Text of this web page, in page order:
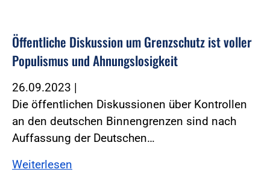
Öffentliche Diskussion um Grenzschutz ist voller
Populismus und Ahnungslosigkeit
26.09.2023 |
Die öffentlichen Diskussionen über Kontrollen
an den deutschen Binnengrenzen sind nach
Auffassung der Deutschen…
Weiterlesen